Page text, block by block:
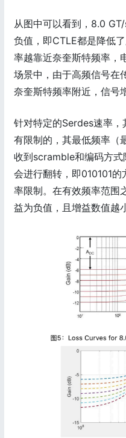
从图中可以看到，8.0
负值，即CTLE都是降低
率越靠近奈奎斯特频率，
场景中，由于高频信号在
奈奎斯特频率附近，信号
针对特定的Serdes速率
有限制的，其最低频率（
收到scramble和编码方
会进行翻转，即010101
率限制。在有效频率范围
益为负值，且增益数值越